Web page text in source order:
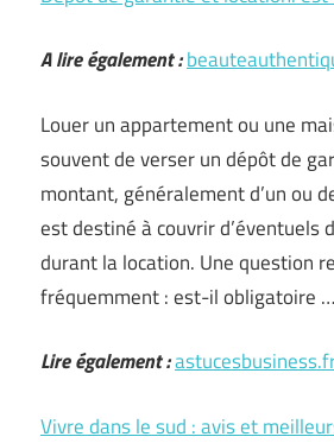
A lire également :
Louer un appartement ou une
souvent de verser un dépôt de
montant, généralement d’un ou
est destiné à couvrir d’éventuels
durant la location. Une question
fréquemment : est-il obligatoire …
Lire également :
Vivre dans le sud : avis et